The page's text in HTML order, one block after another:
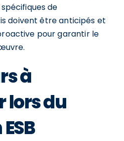
de
doivent être anticipés et
pour garantir le
à
lors du